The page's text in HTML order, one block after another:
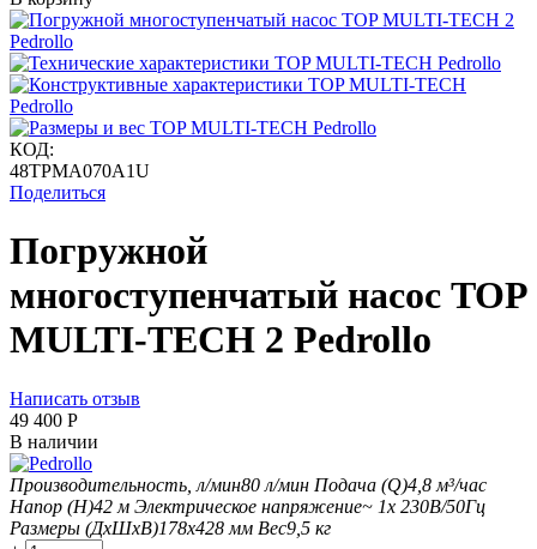
КОД:
48TPMA070A1U
Поделиться
Погружной
многоступенчатый насос TOP
MULTI-TECH 2 Pedrollo
Написать отзыв
49 400 Р
В наличии
Производительность, л/мин80 л/мин Подача (Q)4,8 м³/час
Напор (H)42 м Электрическое напряжение~ 1x 230В/50Гц
Размеры (ДхШxВ)178х428 мм Вес9,5 кг